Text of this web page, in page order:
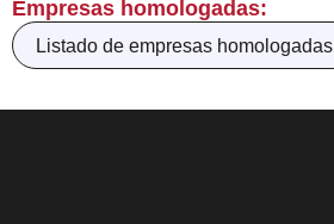
Empresas homologadas:
Listado de empresas homologadas